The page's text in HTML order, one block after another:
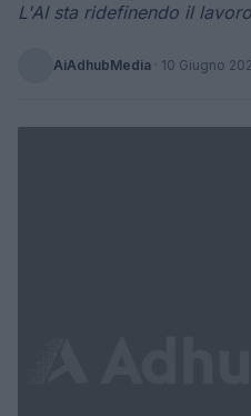
L'AI sta ridefinendo il
AiAdhubMedia · 10 Giugno